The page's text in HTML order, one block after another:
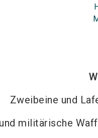
Zweibeine und
militärische